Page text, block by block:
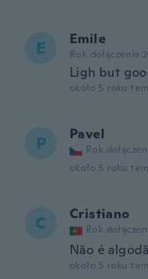
E Emile
Rok dołączenia
Ligh but
około 5 roku
P Pavel
Rok
około 5 roku
C Cristiano
Rok
Não é
około 5 roku